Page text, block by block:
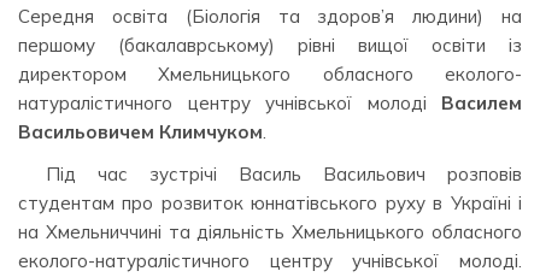
Середня освіта (Біологія та здоров’я людини) на
першому (бакалаврському) рівні вищої освіти із
директором Хмельницького обласного еколого-
натуралістичного центру учнівської молоді Василем
Васильовичем Климчуком.
Під час зустрічі Василь Васильович розповів
студентам про розвиток юннатівського руху в Україні і
на Хмельниччині та діяльність Хмельницького обласного
еколого-натуралістичного центру учнівської молоді.